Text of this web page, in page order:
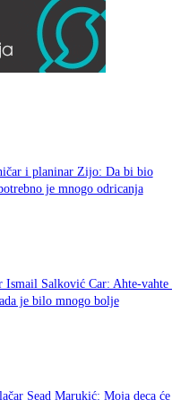
i planinar Zijo: Da bi bio
je mnogo odricanja
Salković Car: Ahte-vahte
je bilo mnogo bolje
Sead Marukić: Moja deca će